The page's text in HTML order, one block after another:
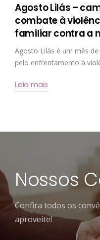
Agosto Lilás –
combate à
familiar contra a
Agosto Lilás é um mês
pelo enfrentamento à
Leia mais
Nossos
Confira todos os
aproveite!